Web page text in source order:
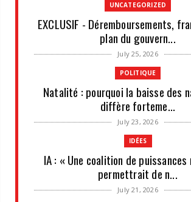
UNCATEGORIZED
EXCLUSIF - Déremboursements,
plan du gouvern...
July 25, 2026
POLITIQUE
Natalité : pourquoi la baisse des
diffère forteme...
July 23, 2026
IDÉES
IA : « Une coalition de puissances
permettrait de n...
July 21, 2026